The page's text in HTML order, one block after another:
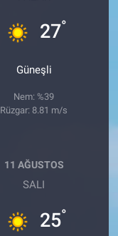
27°
Güneşli
Nem: %39
Rüzgar: 8.81 m/s
11 AĞUSTOS
SALI
25°